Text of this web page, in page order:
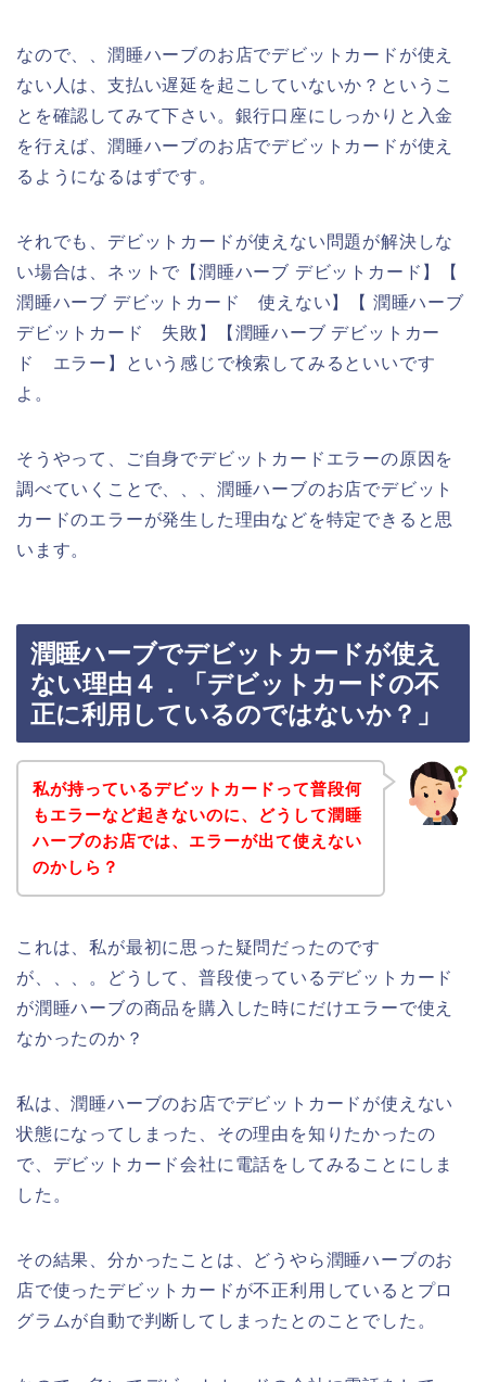
なので、、潤睡ハーブのお店でデビットカードが使え
ない人は、支払い遅延を起こしていないか？というこ
とを確認してみて下さい。銀行口座にしっかりと入金
を行えば、潤睡ハーブのお店でデビットカードが使え
るようになるはずです。
それでも、デビットカードが使えない問題が解決しな
い場合は、ネットで【潤睡ハーブ デビットカード】【
潤睡ハーブ デビットカード 使えない】【 潤睡ハーブ
デビットカード 失敗】【潤睡ハーブ デビットカー
ド エラー】という感じで検索してみるといいです
よ。
そうやって、ご自身でデビットカードエラーの原因を
調べていくことで、、、潤睡ハーブのお店でデビット
カードのエラーが発生した理由などを特定できると思
います。
潤睡ハーブでデビットカードが使え
ない理由４．「デビットカードの不
正に利用しているのではないか？」
私が持っているデビットカードって普段何
もエラーなど起きないのに、どうして潤睡
ハーブのお店では、エラーが出て使えない
のかしら？
これは、私が最初に思った疑問だったのです
が、、、。どうして、普段使っているデビットカード
が潤睡ハーブの商品を購入した時にだけエラーで使え
なかったのか？
私は、潤睡ハーブのお店でデビットカードが使えない
状態になってしまった、その理由を知りたかったの
で、デビットカード会社に電話をしてみることにしま
した。
その結果、分かったことは、どうやら潤睡ハーブのお
店で使ったデビットカードが不正利用しているとプロ
グラムが自動で判断してしまったとのことでした。